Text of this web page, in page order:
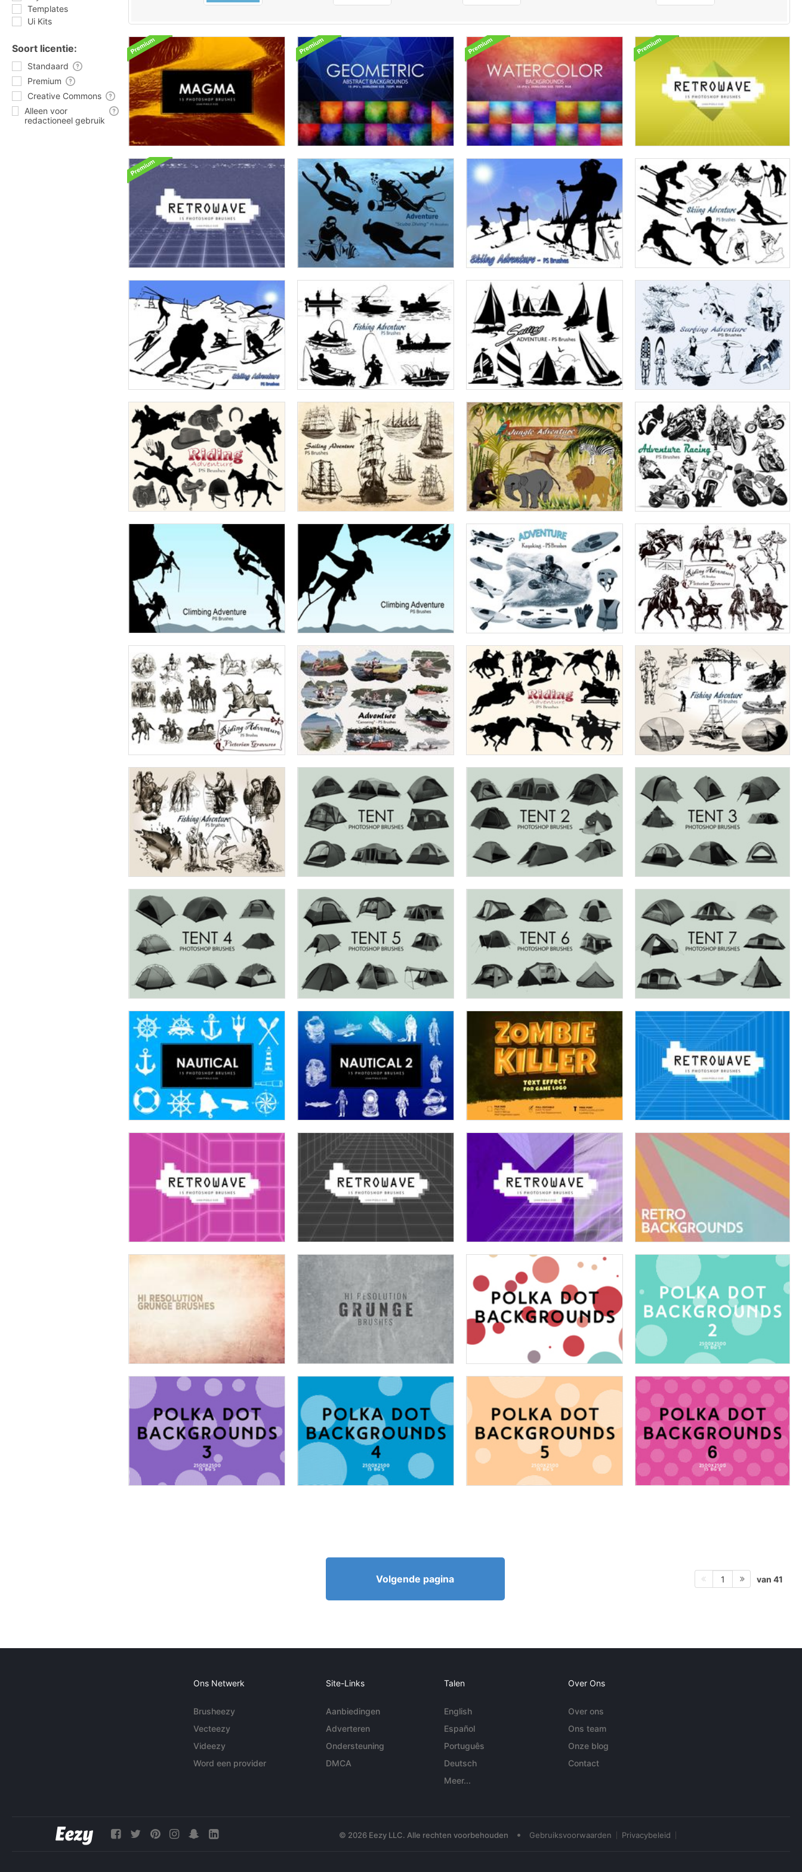
Templates
Ui Kits
Soort licentie:
Standaard
Premium
Creative Commons
Alleen voor
redactioneel gebruik
Volgende pagina 1 van 41
Ons Netwerk
Brusheezy
Vecteezy
Videezy
Word een provider
Site-Links
Aanbiedingen
Adverteren
Ondersteuning
DMCA
Talen
English
Español
Português
Deutsch
Meer...
Over Ons
Over ons
Ons team
Onze blog
Contact
© 2026 Eezy LLC. Alle rechten voorbehouden • Gebruiksvoorwaarden Privacybeleid